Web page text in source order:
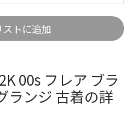
トに追加
00s フレア ブラ
ランジ 古着の詳